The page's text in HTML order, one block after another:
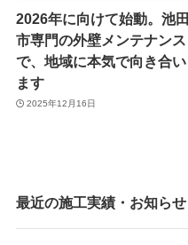
2026年に向けて始動。池田
市専門の外壁メンテナンス
で、地域に本気で向き合い
ます
2025年12月16日
最近の施工実績・お知らせ